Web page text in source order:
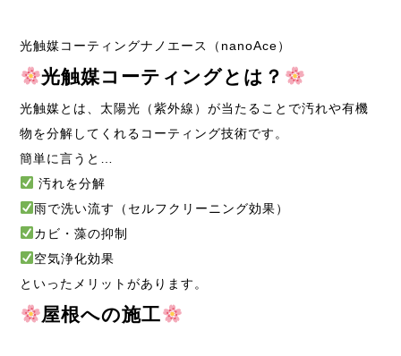
光触媒コーティングナノエース（nanoAce）
光触媒コーティングとは？
光触媒とは、太陽光（紫外線）が当たることで汚れや有機
物を分解してくれるコーティング技術です。
簡単に言うと…
汚れを分解
雨で洗い流す（セルフクリーニング効果）
カビ・藻の抑制
空気浄化効果
といったメリットがあります。
屋根への施工